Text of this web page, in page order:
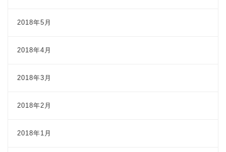
2018年5月
2018年4月
2018年3月
2018年2月
2018年1月